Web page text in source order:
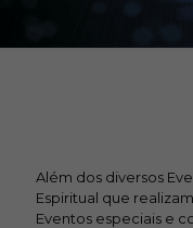
Além dos diversos
Espiritual que
Eventos especiais e